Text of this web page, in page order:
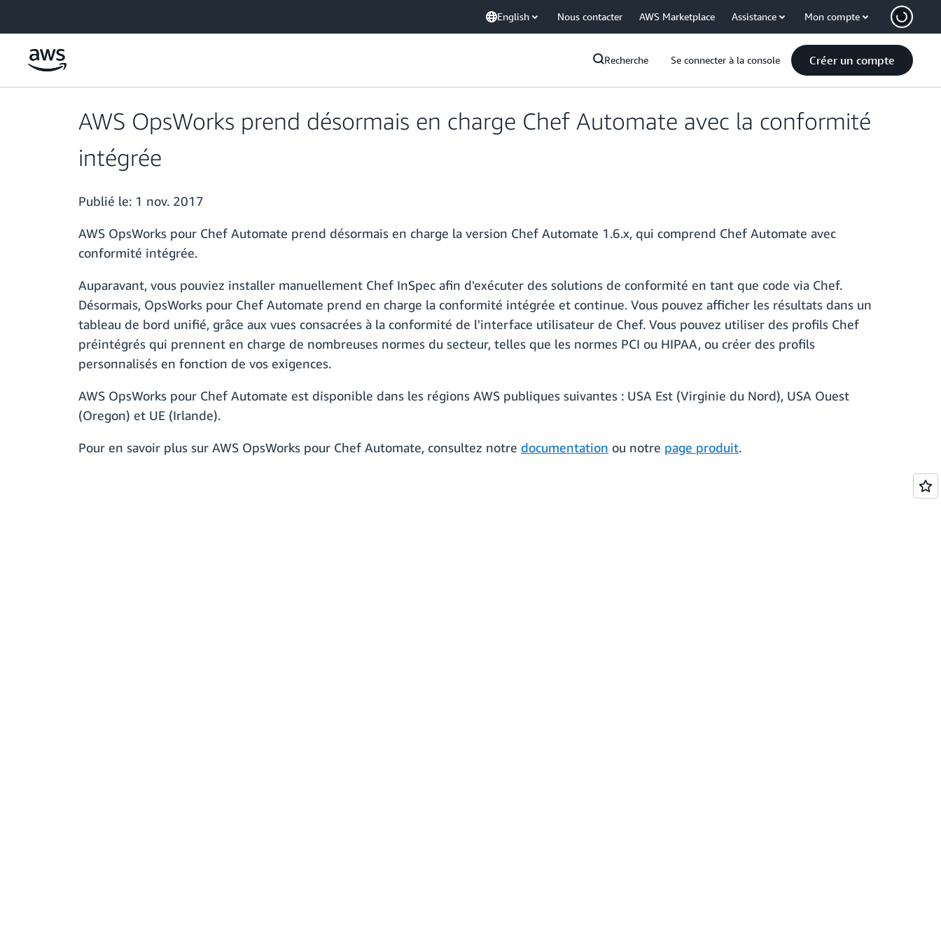
English Nous contacter AWS Marketplace Assistance Mon compte
Recherche Se connecter à la console Créer un compte
AWS OpsWorks prend désormais en charge Chef Automate avec la conformité
intégrée
Publié le: 1 nov. 2017
AWS OpsWorks pour Chef Automate prend désormais en charge la version Chef Automate 1.6.x, qui comprend Chef Automate avec
conformité intégrée.
Auparavant, vous pouviez installer manuellement Chef InSpec afin d'exécuter des solutions de conformité en tant que code via Chef.
Désormais, OpsWorks pour Chef Automate prend en charge la conformité intégrée et continue. Vous pouvez afficher les résultats dans un
tableau de bord unifié, grâce aux vues consacrées à la conformité de l'interface utilisateur de Chef. Vous pouvez utiliser des profils Chef
préintégrés qui prennent en charge de nombreuses normes du secteur, telles que les normes PCI ou HIPAA, ou créer des profils
personnalisés en fonction de vos exigences.
AWS OpsWorks pour Chef Automate est disponible dans les régions AWS publiques suivantes : USA Est (Virginie du Nord), USA Ouest
(Oregon) et UE (Irlande).
Pour en savoir plus sur AWS OpsWorks pour Chef Automate, consultez notre documentation ou notre page produit.